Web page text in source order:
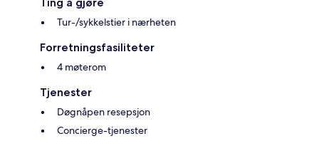
Tur-/sykkelstier i nærheten
Forretningsfasiliteter
4 møterom
Tjenester
Døgnåpen resepsjon
Concierge-tjenester